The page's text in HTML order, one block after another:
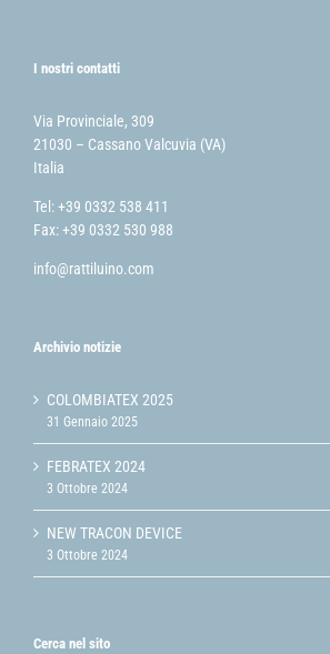
I nostri contatti
Via Provinciale, 309
21030 – Cassano Valcuvia (VA)
Italia
Tel: +39 0332 538 411
Fax: +39 0332 530 988
info@rattiluino.com
Archivio notizie
COLOMBIATEX 2025
31 Gennaio 2025
FEBRATEX 2024
3 Ottobre 2024
NEW TRACON DEVICE
3 Ottobre 2024
Cerca nel sito